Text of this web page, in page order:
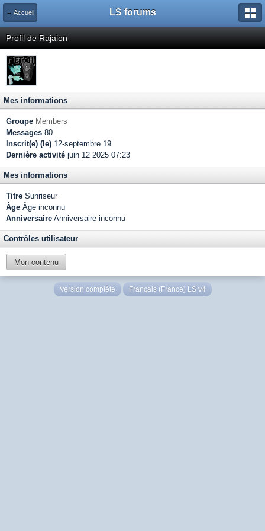
← Accueil LS forums
Profil de Rajaion
Mes informations
Groupe Members
Messages 80
Inscrit(e) (le) 12-septembre 19
Dernière activité juin 12 2025 07:23
Mes informations
Titre Sunriseur
Âge Âge inconnu
Anniversaire Anniversaire inconnu
Contrôles utilisateur
Mon contenu
Version complète Français (France) LS v4